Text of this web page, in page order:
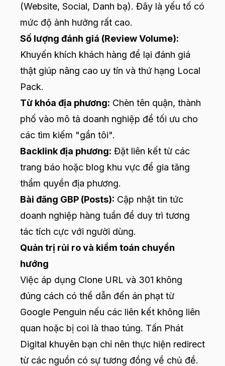
(Website, Social, Danh bạ). Đây là yếu tố có
mức độ ảnh hưởng rất cao.
Số lượng đánh giá (Review Volume):
Khuyến khích khách hàng để lại đánh giá
thật giúp nâng cao uy tín và thứ hạng Local
Pack.
Từ khóa địa phương: Chèn tên quận, thành
phố vào mô tả doanh nghiệp để tối ưu cho
các tìm kiếm "gần tôi".
Backlink địa phương: Đặt liên kết từ các
trang báo hoặc blog khu vực để gia tăng
thẩm quyền địa phương.
Bài đăng GBP (Posts): Cập nhật tin tức
doanh nghiệp hàng tuần để duy trì tương
tác tích cực với người dùng.
Quản trị rủi ro và kiểm toán chuyển
hướng
Việc áp dụng Clone URL và 301 không
đúng cách có thể dẫn đến án phạt từ
Google Penguin nếu các liên kết không liên
quan hoặc bị coi là thao túng. Tấn Phát
Digital khuyên bạn chỉ nên thực hiện redirect
từ các nguồn có sự tương đồng về chủ đề.